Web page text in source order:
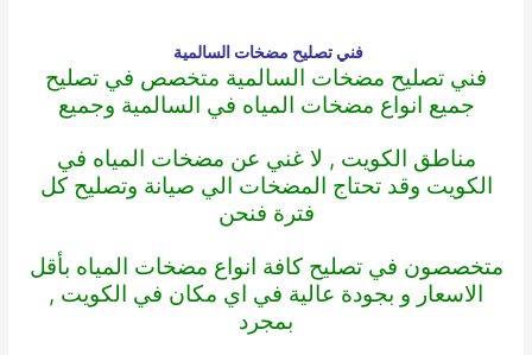
فني تصليح مضخات السالمية
فني تصليح مضخات السالمية متخصص في تصليح
جميع انواع مضخات المياه في السالمية وجميع
مناطق الكويت , لا غني عن مضخات المياه في
الكويت وقد تحتاج المضخات الي صيانة وتصليح كل
فترة فنحن
متخصصون في تصليح كافة انواع مضخات المياه بأقل
الاسعار و بجودة عالية في اي مكان في الكويت ,
بمجرد